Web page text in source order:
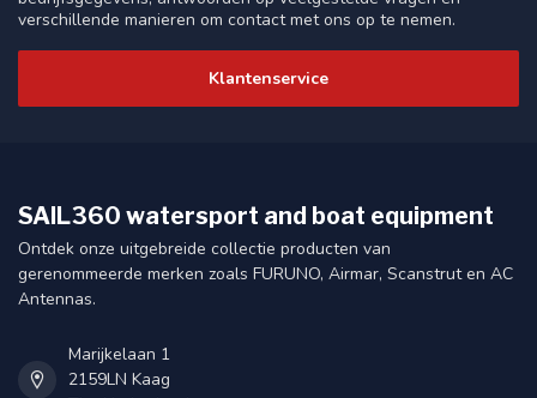
verschillende manieren om contact met ons op te nemen.
Klantenservice
SAIL360 watersport and boat equipment
Ontdek onze uitgebreide collectie producten van
gerenommeerde merken zoals FURUNO, Airmar, Scanstrut en AC
Antennas.
Marijkelaan 1
2159LN Kaag